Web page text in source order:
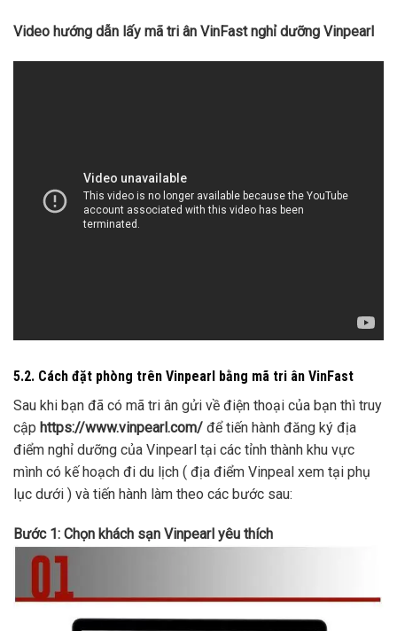
Video hướng dẫn lấy mã tri ân VinFast nghỉ dưỡng Vinpearl
5.2. Cách đặt phòng trên Vinpearl bằng mã tri ân VinFast
Sau khi bạn đã có mã tri ân gửi về điện thoại của bạn thì truy
cập https://www.vinpearl.com/ để tiến hành đăng ký địa
điểm nghỉ dưỡng của Vinpearl tại các tỉnh thành khu vực
mình có kế hoạch đi du lịch ( địa điểm Vinpeal xem tại phụ
lục dưới ) và tiến hành làm theo các bước sau:
Bước 1: Chọn khách sạn Vinpearl yêu thích